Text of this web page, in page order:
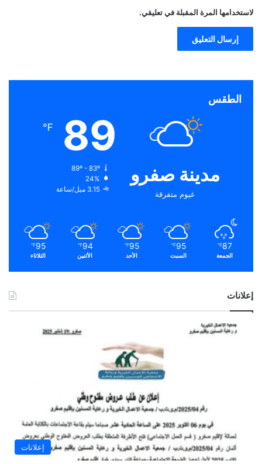
لاستخدامها المرة المقبلة في تعليقي.
الطقس
مدينة صفرو
غيوم متفرقة
89
℉
89º - 83º
24%
3.15 ميل/ساعة
87
℉
الجمعة
95
℉
السبت
95
℉
الأحد
94
℉
الأثنين
95
℉
الثلاثاء
إعلانات
إعلانات